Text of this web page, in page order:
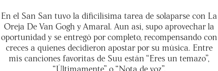
En el San San tuvo la dificilísima tarea de solaparse con La
Oreja De Van Gogh y Amaral. Aun así, supo aprovechar la
oportunidad y se entregó por completo, recompensando con
creces a quienes decidieron apostar por su música. Entre
mis canciones favoritas de Suu están “Eres un temazo”,
“Últimamente” o “Nota de voz”.